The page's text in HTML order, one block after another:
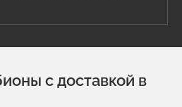
с доставкой в